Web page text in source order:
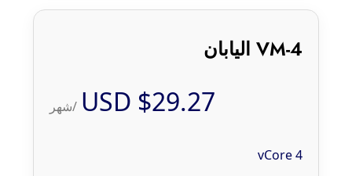
VM-4 اليابان
$29.27 USD /شهر
4 vCore